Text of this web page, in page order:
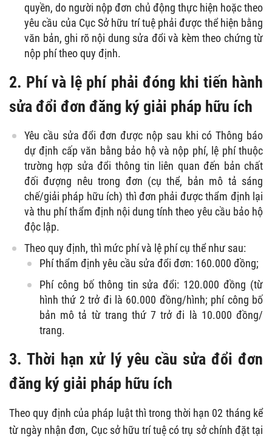
quyền, do người nộp đơn chủ động thực hiện hoặc theo
yêu cầu của Cục Sở hữu trí tuệ phải được thể hiện bằng
văn bản, ghi rõ nội dung sửa đổi và kèm theo chứng từ
nộp phí theo quy định.
2. Phí và lệ phí phải đóng khi tiến hành
sửa đổi đơn đăng ký giải pháp hữu ích
Yêu cầu sửa đổi đơn được nộp sau khi có Thông báo
dự định cấp văn bằng bảo hộ và nộp phí, lệ phí thuộc
trường hợp sửa đổi thông tin liên quan đến bản chất
đối đượng nêu trong đơn (cụ thể, bản mô tả sáng
chế/giải pháp hữu ích) thì đơn phải được thẩm định lại
và thu phí thẩm định nội dung tính theo yêu cầu bảo hộ
độc lập.
Theo quy định, thì mức phí và lệ phí cụ thể như sau:
Phí thẩm định yêu cầu sửa đổi đơn: 160.000 đồng;
Phí công bố thông tin sửa đổi: 120.000 đồng (từ
hình thứ 2 trở đi là 60.000 đồng/hình; phí công bố
bản mô tả từ trang thứ 7 trở đi là 10.000 đồng/
trang.
3. Thời hạn xử lý yêu cầu sửa đổi đơn
đăng ký giải pháp hữu ích
Theo quy định của pháp luật thì trong thời hạn 02 tháng kể
từ ngày nhận đơn, Cục sở hữu trí tuệ có trụ sở chính đặt tại